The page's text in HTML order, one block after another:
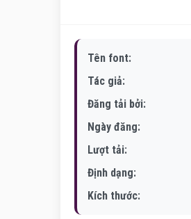
Tên font:
Tác giả:
Đăng tải bởi:
Ngày đăng:
Lượt tải:
Định dạng:
Kích thước: